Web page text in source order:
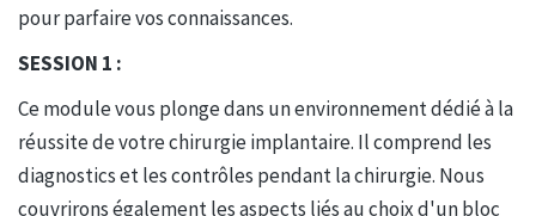
pour parfaire vos connaissances.
SESSION 1 :
Ce module vous plonge dans un environnement dédié à la
réussite de votre chirurgie implantaire. Il comprend les
diagnostics et les contrôles pendant la chirurgie. Nous
couvrirons également les aspects liés au choix d'un bloc